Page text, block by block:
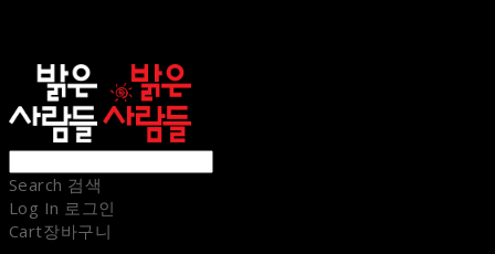
Search 검색
Log In 로그인
Cart장바구니